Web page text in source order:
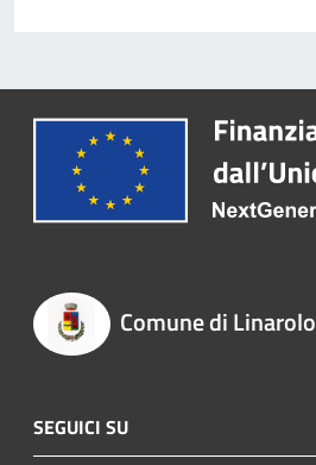
Comune di Linarolo
SEGUICI SU